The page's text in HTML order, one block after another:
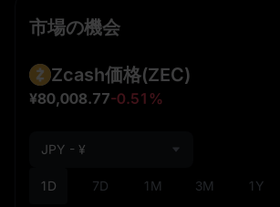
市場の機会
Zcash価格(ZEC)
¥80,008.77-0.51%
1D 7D 1M 3M 1Y
JPY - ¥